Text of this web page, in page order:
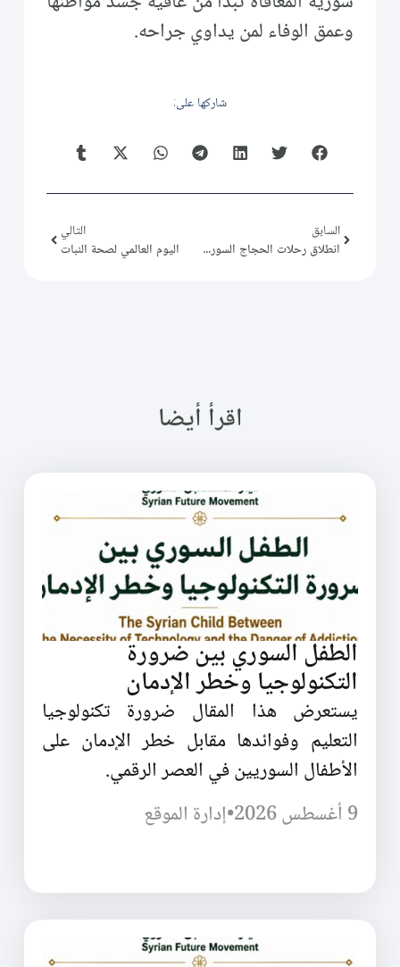
وعمق الوفاء لمن يداوي جراحه.
شاركها على:
السابق
انطلاق رحلات الحجاج السوريين
التالي
اليوم العالمي لصحة النبات
اقرأ أيضا
الطفل السوري بين ضرورة
التكنولوجيا وخطر الإدمان
يستعرض هذا المقال ضرورة تكنولوجيا
التعليم وفوائدها مقابل خطر الإدمان على
الأطفال السوريين في العصر الرقمي.
9 أغسطس 2026
•إدارة الموقع